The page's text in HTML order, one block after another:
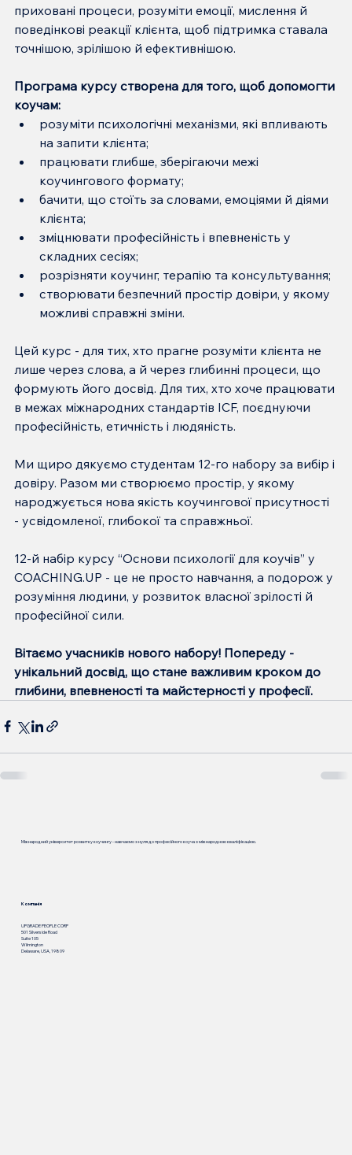
приховані процеси, розуміти емоції, мислення й
поведінкові реакції клієнта, щоб підтримка ставала
точнішою, зрілішою й ефективнішою.
Програма курсу створена для того, щоб допомогти
коучам:
розуміти психологічні механізми, які впливають
на запити клієнта;
працювати глибше, зберігаючи межі
коучингового формату;
бачити, що стоїть за словами, емоціями й діями
клієнта;
зміцнювати професійність і впевненість у
складних сесіях;
розрізняти коучинг, терапію та консультування;
створювати безпечний простір довіри, у якому
можливі справжні зміни.
Цей курс - для тих, хто прагне розуміти клієнта не
лише через слова, а й через глибинні процеси, що
формують його досвід. Для тих, хто хоче працювати
в межах міжнародних стандартів ICF, поєднуючи
професійність, етичність і людяність.
Ми щиро дякуємо студентам 12-го набору за вибір і
довіру. Разом ми створюємо простір, у якому
народжується нова якість коучингової присутності
- усвідомленої, глибокої та справжньої.
12-й набір курсу “Основи психології для коучів” у
COACHING.UP - це не просто навчання, а подорож у
розуміння людини, у розвиток власної зрілості й
професійної сили.
Вітаємо учасників нового набору! Попереду -
унікальний досвід, що стане важливим кроком до
глибини, впевненості та майстерності у професії.
Міжнародний університет розвитку коучингу - навчаємо з нуля до професійного коуча з міжнародною кваліфікацією.
Компанія
UPGRADE PEOPLE CORP
501 Silverside Road
Suite 105
Wilmington
Delaware, USA, 19809